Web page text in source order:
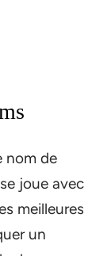
nom de
joue avec
meilleures
un